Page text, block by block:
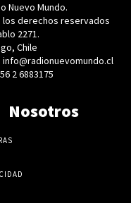
Nuevo Mundo.
los derechos reservados
2271.
Chile
info@radionuevomundo.cl
2 6883175
Nosotros